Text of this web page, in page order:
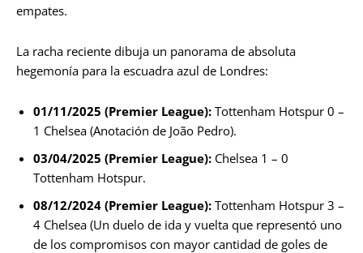
empates.
La racha reciente dibuja un panorama de absoluta
hegemonía para la escuadra azul de Londres:
01/11/2025 (Premier League): Tottenham Hotspur 0 –
1 Chelsea (Anotación de João Pedro).
03/04/2025 (Premier League): Chelsea 1 – 0
Tottenham Hotspur.
08/12/2024 (Premier League): Tottenham Hotspur 3 –
4 Chelsea (Un duelo de ida y vuelta que representó uno
de los compromisos con mayor cantidad de goles de